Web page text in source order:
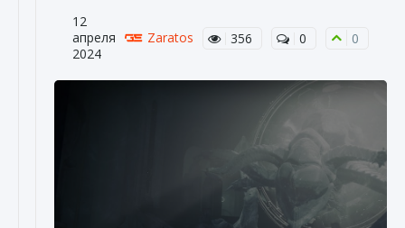
12
апреля
2024
Zaratos 356 0 0